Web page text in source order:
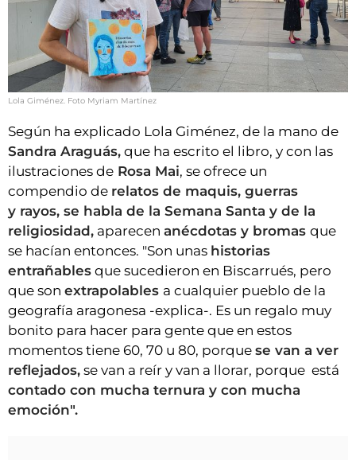
Lola Giménez. Foto Myriam Martínez
Según ha explicado Lola Giménez, de la mano de
Sandra Araguás, que ha escrito el libro, y con las
ilustraciones de Rosa Mai, se ofrece un
compendio de relatos de maquis, guerras
y rayos, se habla de la Semana Santa y de la
religiosidad, aparecen anécdotas y bromas que
se hacían entonces. "Son unas historias
entrañables que sucedieron en Biscarrués, pero
que son extrapolables a cualquier pueblo de la
geografía aragonesa -explica-. Es un regalo muy
bonito para hacer para gente que en estos
momentos tiene 60, 70 u 80, porque se van a ver
reflejados, se van a reír y van a llorar, porque está
contado con mucha ternura y con mucha
emoción".